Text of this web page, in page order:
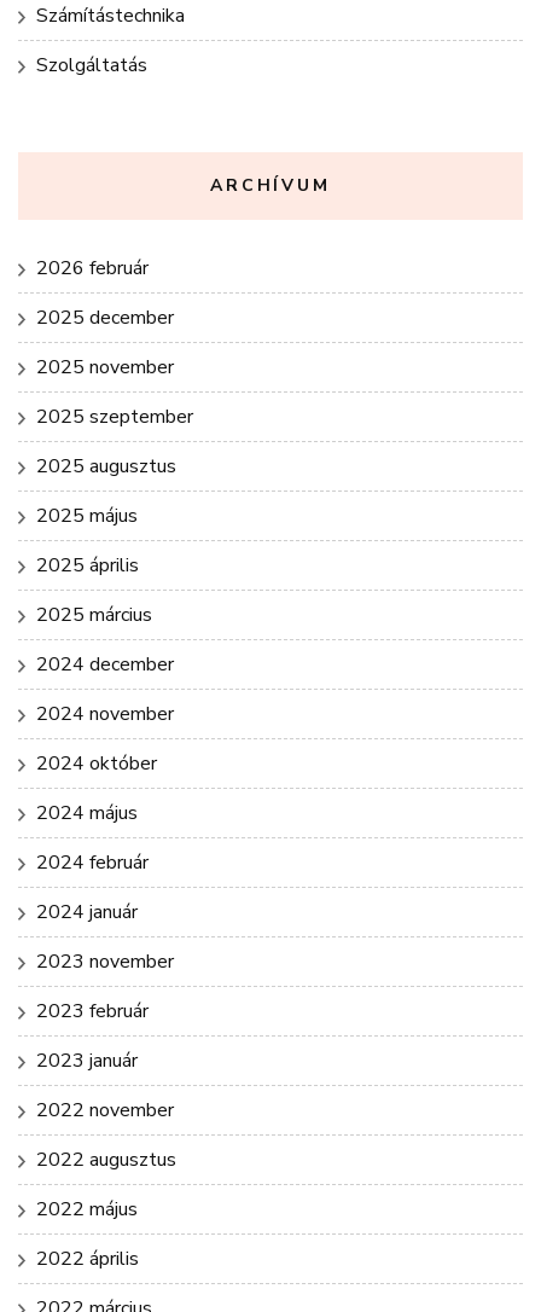
Számítástechnika
Szolgáltatás
ARCHÍVUM
2026 február
2025 december
2025 november
2025 szeptember
2025 augusztus
2025 május
2025 április
2025 március
2024 december
2024 november
2024 október
2024 május
2024 február
2024 január
2023 november
2023 február
2023 január
2022 november
2022 augusztus
2022 május
2022 április